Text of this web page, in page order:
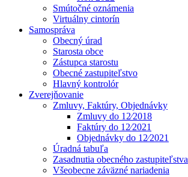
Smútočné oznámenia
Virtuálny cintorín
Samospráva
Obecný úrad
Starosta obce
Zástupca starostu
Obecné zastupiteľstvo
Hlavný kontrolór
Zverejňovanie
Zmluvy, Faktúry, Objednávky
Zmluvy do 12⁄2018
Faktúry do 12⁄2021
Objednávky do 12⁄2021
Úradná tabuľa
Zasadnutia obecného zastupiteľstva
Všeobecne záväzné nariadenia